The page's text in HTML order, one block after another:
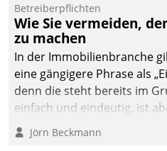
Betreiberpflichten
Wie Sie vermeiden,
zu machen
In der Immobilienbranche
eine gängigere Phrase als
denn die steht bereits im
einfach und eindeutig, ist
Branchenbeschäftigte
Verantwortung folgen
Jörn Beckmann